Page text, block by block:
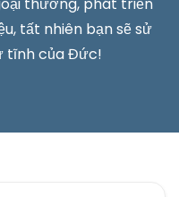
tất nhiên bạn sẽ sử
tĩnh của Đức!